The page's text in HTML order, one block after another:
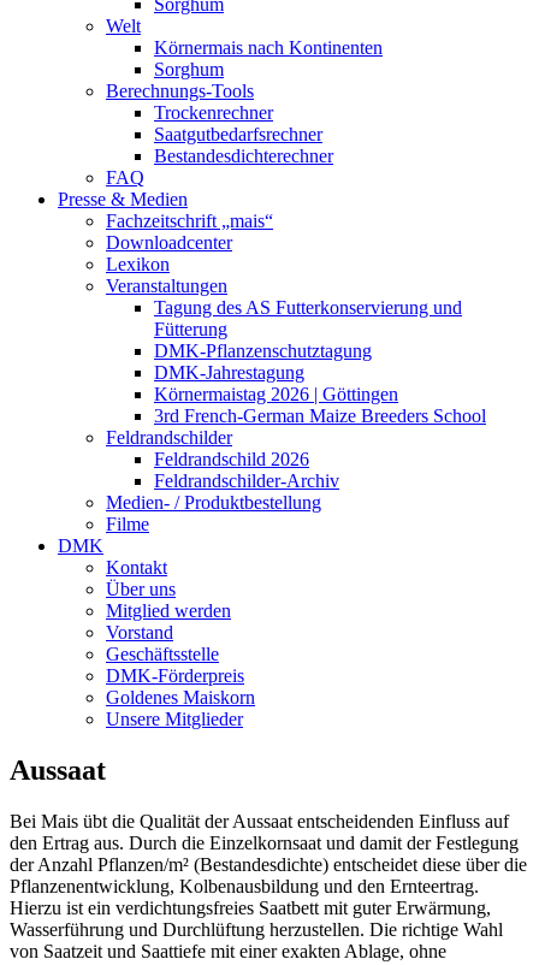
Welt
Körnermais nach Kontinenten
Sorghum
Berechnungs-Tools
Trockenrechner
Saatgutbedarfsrechner
Bestandesdichterechner
FAQ
Presse & Medien
Fachzeitschrift „mais“
Downloadcenter
Lexikon
Veranstaltungen
Tagung des AS Futterkonservierung und
Fütterung
DMK-Pflanzenschutztagung
DMK-Jahrestagung
Körnermaistag 2026 | Göttingen
3rd French-German Maize Breeders School
Feldrandschilder
Feldrandschild 2026
Feldrandschilder-Archiv
Medien- / Produktbestellung
Filme
DMK
Kontakt
Über uns
Mitglied werden
Vorstand
Geschäftsstelle
DMK-Förderpreis
Goldenes Maiskorn
Unsere Mitglieder
Aussaat
Bei Mais übt die Qualität der Aussaat entscheidenden Einfluss auf
den Ertrag aus. Durch die Einzelkornsaat und damit der Festlegung
der Anzahl Pflanzen/m² (Bestandesdichte) entscheidet diese über die
Pflanzenentwicklung, Kolbenausbildung und den Ernteertrag.
Hierzu ist ein verdichtungsfreies Saatbett mit guter Erwärmung,
Wasserführung und Durchlüftung herzustellen. Die richtige Wahl
von Saatzeit und Saattiefe mit einer exakten Ablage, ohne